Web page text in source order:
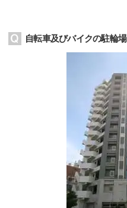
自転車及びバイクの駐輪